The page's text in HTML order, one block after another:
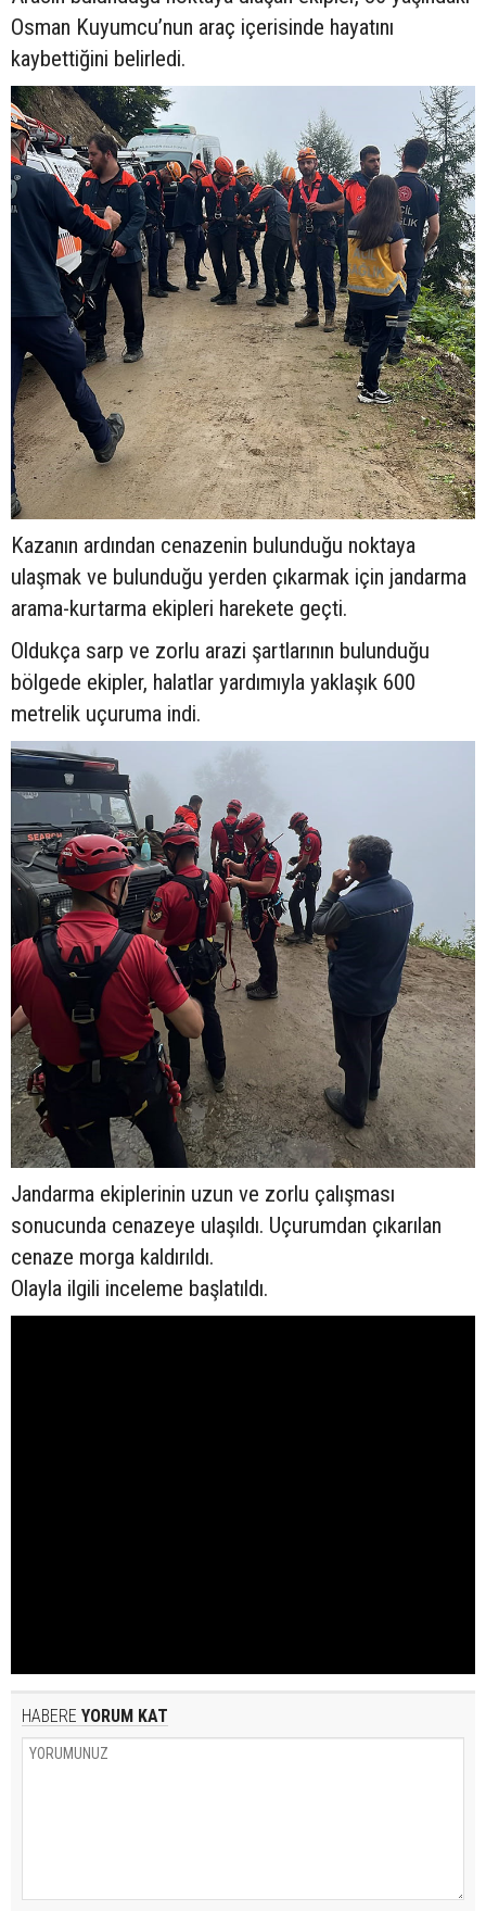
Osman Kuyumcu’nun araç içerisinde hayatını
kaybettiğini belirledi.
Kazanın ardından cenazenin bulunduğu noktaya
ulaşmak ve bulunduğu yerden çıkarmak için jandarma
arama-kurtarma ekipleri harekete geçti.
Oldukça sarp ve zorlu arazi şartlarının bulunduğu
bölgede ekipler, halatlar yardımıyla yaklaşık 600
metrelik uçuruma indi.
Jandarma ekiplerinin uzun ve zorlu çalışması
sonucunda cenazeye ulaşıldı. Uçurumdan çıkarılan
cenaze morga kaldırıldı.
Olayla ilgili inceleme başlatıldı.
HABERE YORUM KAT